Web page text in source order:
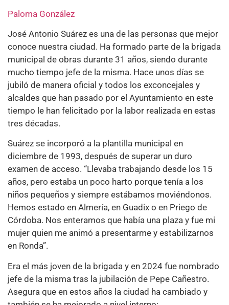
Paloma González
José Antonio Suárez es una de las personas que mejor
conoce nuestra ciudad. Ha formado parte de la brigada
municipal de obras durante 31 años, siendo durante
mucho tiempo jefe de la misma. Hace unos días se
jubiló de manera oficial y todos los exconcejales y
alcaldes que han pasado por el Ayuntamiento en este
tiempo le han felicitado por la labor realizada en estas
tres décadas.
Suárez se incorporó a la plantilla municipal en
diciembre de 1993, después de superar un duro
examen de acceso. “Llevaba trabajando desde los 15
años, pero estaba un poco harto porque tenía a los
niños pequeños y siempre estábamos moviéndonos.
Hemos estado en Almería, en Guadix o en Priego de
Córdoba. Nos enteramos que había una plaza y fue mi
mujer quien me animó a presentarme y estabilizarnos
en Ronda”.
Era el más joven de la brigada y en 2024 fue nombrado
jefe de la misma tras la jubilación de Pepe Cañestro.
Asegura que en estos años la ciudad ha cambiado y